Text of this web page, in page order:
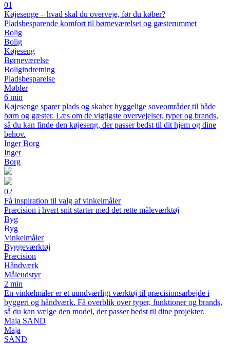
01
Køjesenge – hvad skal du overveje, før du køber?
Pladsbesparende komfort til børneværelset og gæsterummet
Bolig
Bolig
Køjeseng
Børneværelse
Boligindretning
Pladsbesparelse
Møbler
6 min
Køjesenge sparer plads og skaber hyggelige soveområder til både
børn og gæster. Læs om de vigtigste overvejelser, typer og brands,
så du kan finde den køjeseng, der passer bedst til dit hjem og dine
behov.
Inger Borg
Inger
Borg
02
Få inspiration til valg af vinkelmåler
Præcision i hvert snit starter med det rette måleværktøj
Byg
Byg
Vinkelmåler
Byggeværktøj
Præcision
Håndværk
Måleudstyr
2 min
En vinkelmåler er et uundværligt værktøj til præcisionsarbejde i
byggeri og håndværk. Få overblik over typer, funktioner og brands,
så du kan vælge den model, der passer bedst til dine projekter.
Maja SAND
Maja
SAND